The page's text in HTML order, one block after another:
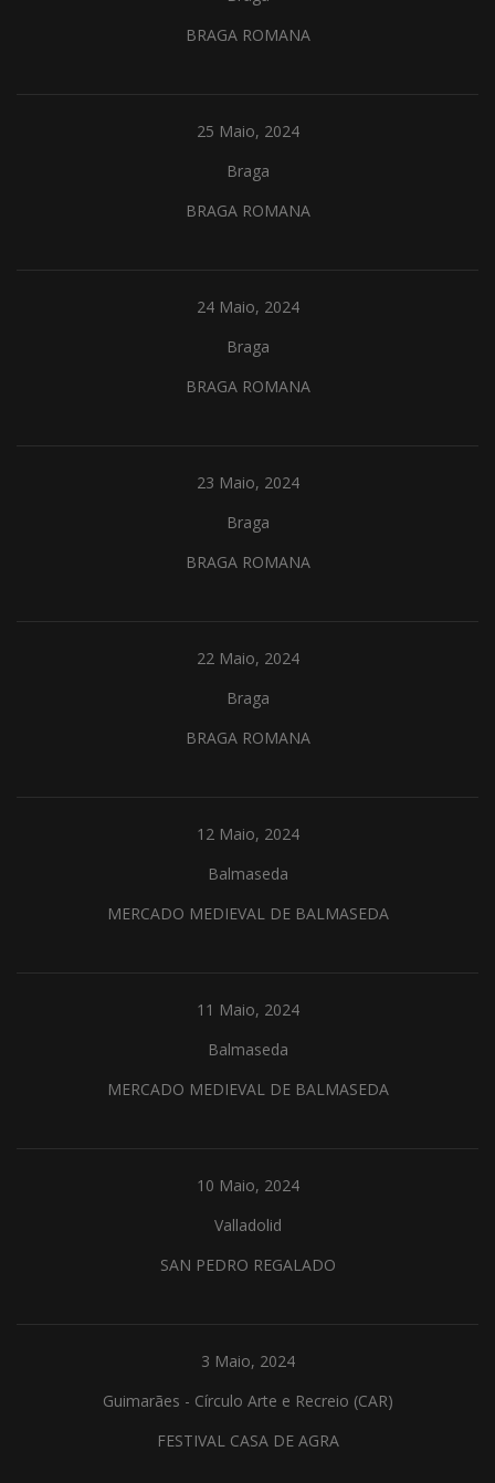
BRAGA ROMANA
25 Maio, 2024
Braga
BRAGA ROMANA
24 Maio, 2024
Braga
BRAGA ROMANA
23 Maio, 2024
Braga
BRAGA ROMANA
22 Maio, 2024
Braga
BRAGA ROMANA
12 Maio, 2024
Balmaseda
MERCADO MEDIEVAL DE BALMASEDA
11 Maio, 2024
Balmaseda
MERCADO MEDIEVAL DE BALMASEDA
10 Maio, 2024
Valladolid
SAN PEDRO REGALADO
3 Maio, 2024
Guimarães - Círculo Arte e Recreio (CAR)
FESTIVAL CASA DE AGRA